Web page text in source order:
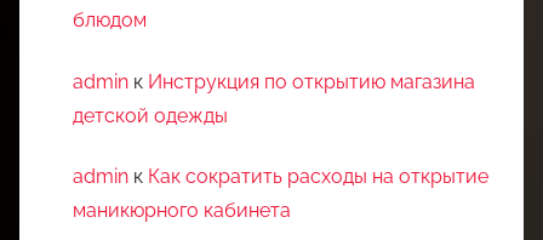
блюдом
admin к Инструкция по открытию магазина
детской одежды
admin к Как сократить расходы на открытие
маникюрного кабинета